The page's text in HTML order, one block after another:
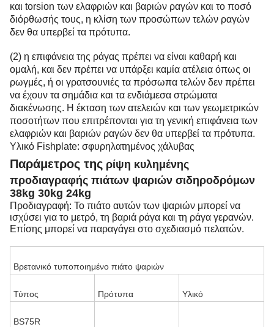
και torsion των ελαφριών και βαριών ραγών και το ποσό
διόρθωσής τους, η κλίση των προσώπων τελών ραγών
δεν θα υπερβεί τα πρότυπα.
(2) η επιφάνεια της ράγας πρέπει να είναι καθαρή και
ομαλή, και δεν πρέπει να υπάρξει καμία ατέλεια όπως οι
ρωγμές, ή οι γρατσουνιές τα πρόσωπα τελών δεν πρέπει
να έχουν τα σημάδια και τα ενδιάμεσα στρώματα
διακένωσης. Η έκταση των ατελειών και των γεωμετρικών
ποσοτήτων που επιτρέπονται για τη γενική επιφάνεια των
ελαφριών και βαριών ραγών δεν θα υπερβεί τα πρότυπα.
Υλικό Fishplate: σφυρηλατημένος χάλυβας
Παράμετρος της ρίψη κυλημένης
προδιαγραφής πιάτων ψαριών σιδηροδρόμων
38kg 30kg 24kg
Προδιαγραφή: Το πιάτο αυτών των ψαριών μπορεί να
ισχύσει για το μετρό, τη βαριά ράγα και τη ράγα γερανών.
Επίσης μπορεί να παραγάγει στο σχεδιασμό πελατών.
Βρετανικό τυποποιημένο πιάτο ψαριών
Τύπος Πρότυπα Υλικό
BS75R